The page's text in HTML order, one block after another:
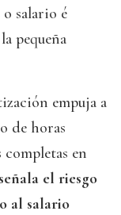
salario é
pequeña
empuja a
de horas
en
el riesgo
al salario